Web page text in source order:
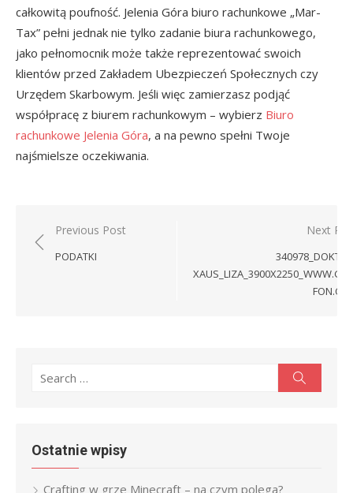
całkowitą poufność. Jelenia Góra biuro rachunkowe „Mar-
Tax” pełni jednak nie tylko zadanie biura rachunkowego,
jako pełnomocnik może także reprezentować swoich
klientów przed Zakładem Ubezpieczeń Społecznych czy
Urzędem Skarbowym. Jeśli więc zamierzasz podjąć
współpracę z biurem rachunkowym – wybierz Biuro
rachunkowe Jelenia Góra, a na pewno spełni Twoje
najśmielsze oczekiwania.
Nawigacja
wpisu
Previous Post
PODATKI
Next
Search
Ostatnie wpisy
Crafting w grze Minecraft – na czym polega?